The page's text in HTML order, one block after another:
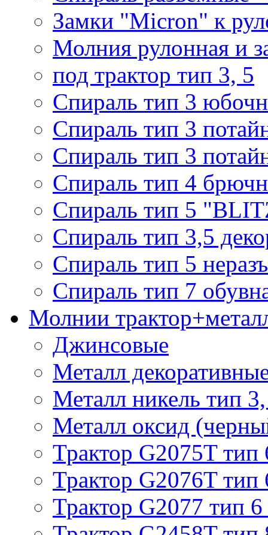
Замки "Micron" к
Молния рулонная и
под трактор тип 3, 5
Спираль тип 3
Спираль тип 3
Спираль тип 3
Спираль тип 4
Спираль тип 5
Спираль тип 3,5
Спираль тип 5
Спираль тип 7
Молнии
Джинсовые
Металл
Металл никель тип
Металл оксид
Трактор G2075T тип
Трактор G2076T тип
Трактор G2077 тип 6